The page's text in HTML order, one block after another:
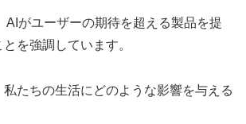
AIがユーザーの期待を超える製品を提
を強調しています。
私たちの生活にどのような影響を与える